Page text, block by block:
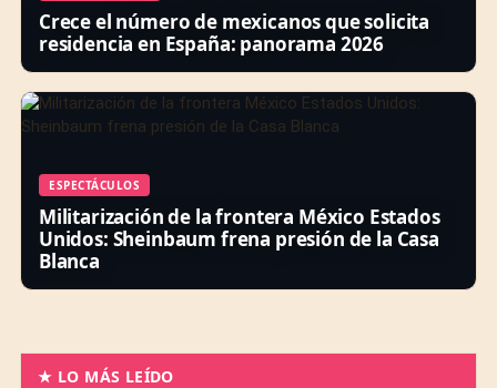
Crece el número de mexicanos que solicita
residencia en España: panorama 2026
ESPECTÁCULOS
Militarización de la frontera México Estados
Unidos: Sheinbaum frena presión de la Casa
Blanca
★ LO MÁS LEÍDO